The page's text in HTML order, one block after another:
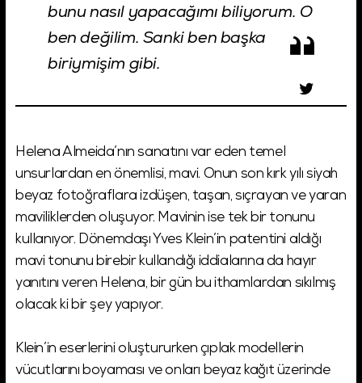
bunu nasıl yapacağımı biliyorum. O
ben değilim. Sanki ben başka
biriymişim gibi.
Helena Almeida’nın sanatını var eden temel
unsurlardan en önemlisi, mavi. Onun son kırk yılı siyah
beyaz fotoğraflara izdüşen, taşan, sıçrayan ve yaran
maviliklerden oluşuyor. Mavinin ise tek bir tonunu
kullanıyor. Dönemdaşı Yves Klein’in patentini aldığı
mavi tonunu birebir kullandığı iddialarına da hayır
yanıtını veren Helena, bir gün bu ithamlardan sıkılmış
olacak ki bir şey yapıyor.
Klein’in eserlerini oluştururken çıplak modellerin
vücutlarını boyaması ve onları beyaz kağıt üzerinde